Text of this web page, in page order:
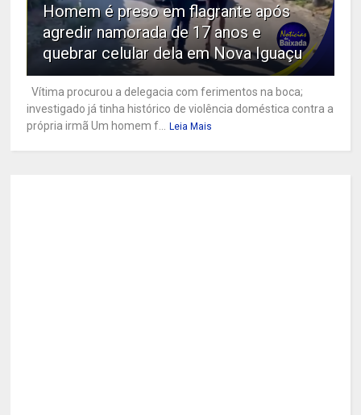
Homem é preso em flagrante após
agredir namorada de 17 anos e
quebrar celular dela em Nova Iguaçu
Vítima procurou a delegacia com ferimentos na boca;
investigado já tinha histórico de violência doméstica contra a
própria irmã Um homem f...
Leia Mais